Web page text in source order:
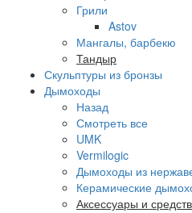
Грили
Astov
Мангалы, барбекю
Тандыр
Скульптуры из бронзы
Дымоходы
Назад
Смотреть все
UMK
Vermilogic
Дымоходы из
Керамические
Аксессуары и